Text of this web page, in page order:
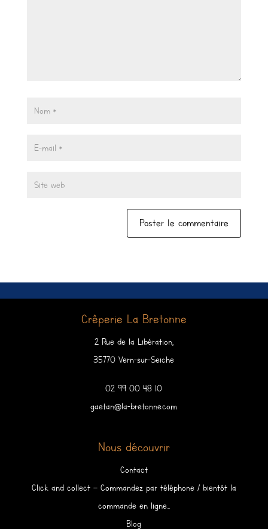
Crêperie La Bretonne
2 Rue de la Libération,
35770 Vern-sur-Seiche
02 99 00 48 10
gaetan@la-bretonne.com
Nous découvrir
Contact
Click and collect – Commandez par téléphone / bientôt la
commande en ligne…
Blog